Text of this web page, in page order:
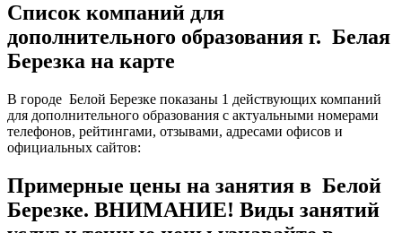
Список компаний для
дополнительного образования г. Белая
Березка на карте
В городе Белой Березке показаны 1 действующих компаний
для дополнительного образования с актуальными номерами
телефонов, рейтингами, отзывами, адресами офисов и
официальных сайтов:
Примерные цены на занятия в Белой
Березке. ВНИМАНИЕ! Виды занятий